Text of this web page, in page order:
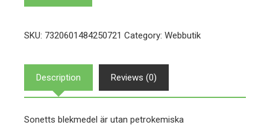
SKU: 7320601484250721 Category: Webbutik
Description Reviews (0)
Sonetts blekmedel är utan petrokemiska